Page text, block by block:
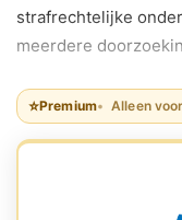
strafrechtelijke
meerdere
⭐Premium Alleen